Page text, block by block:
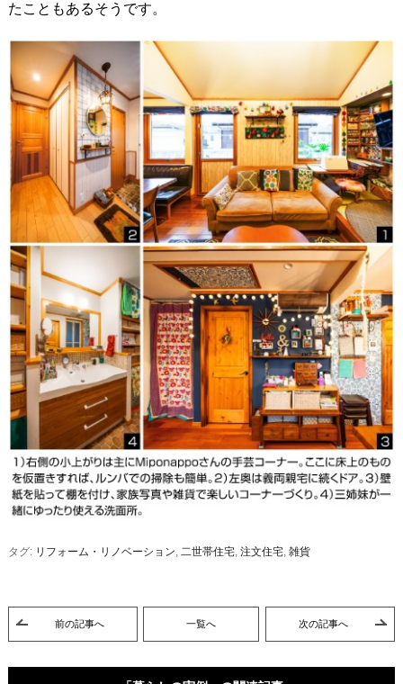
たこともあるそうです。
タグ: リフォーム・リノベーション 二世帯住宅, 注文住宅, 雑貨
前の記事へ 一覧へ 次の記事へ